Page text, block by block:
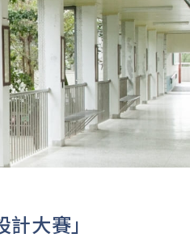
大賽」